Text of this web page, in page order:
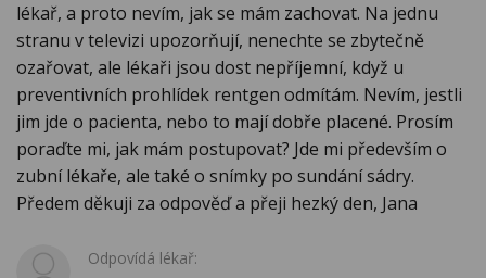
lékař, a proto nevím, jak se mám zachovat. Na jednu
stranu v televizi upozorňují, nenechte se zbytečně
ozařovat, ale lékaři jsou dost nepříjemní, když u
preventivních prohlídek rentgen odmítám. Nevím, jestli
jim jde o pacienta, nebo to mají dobře placené. Prosím
poraďte mi, jak mám postupovat? Jde mi především o
zubní lékaře, ale také o snímky po sundání sádry.
Předem děkuji za odpověď a přeji hezký den, Jana
Odpovídá lékař: